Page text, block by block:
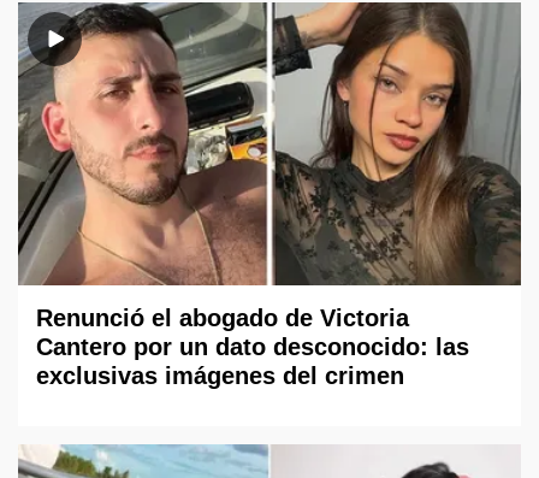
Renunció el abogado de Victoria
Cantero por un dato desconocido: las
exclusivas imágenes del crimen